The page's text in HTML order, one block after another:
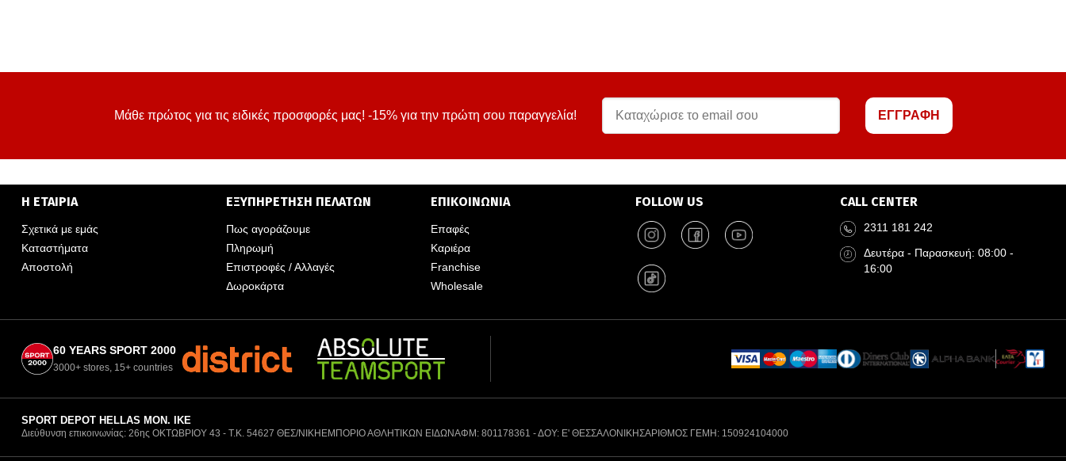
Μάθε πρώτος για τις ειδικές προσφορές μας! -15% για την πρώτη σου παραγγελία! ΕΓΓΡΑΦΗ
Η ΕΤΑΙΡΙΑ
Σχετικά με εμάς
Καταστήματα
Αποστολή
ΕΞΥΠΗΡΕΤΗΣΗ ΠΕΛΑΤΩΝ
Πως αγοράζουμε
Πληρωμή
Επιστροφές / Αλλαγές
Δωροκάρτα
ΕΠΙΚΟΙΝΩΝΙΑ
Επαφές
Καριέρα
Franchise
Wholesale
FOLLOW US CALL CENTER
2311 181 242
Δευτέρα - Παρασκευή: 08:00 -
16:00
60 YEARS SPORT 2000
3000+ stores, 15+ countries
SPORT DEPOT HELLAS ΜΟΝ. ΙΚΕ
Διεύθυνση επικοινωνίας: 26ης ΟΚΤΩΒΡΙΟΥ 43 - Τ.Κ. 54627 ΘΕΣ/ΝΙΚΗΕΜΠΟΡΙΟ ΑΘΛΗΤΙΚΩΝ ΕΙΔΩΝΑΦΜ: 801178361 - ΔΟΥ: Ε' ΘΕΣΣΑΛΟΝΙΚΗΣΑΡΙΘΜΟΣ ΓΕΜΗ: 150924104000